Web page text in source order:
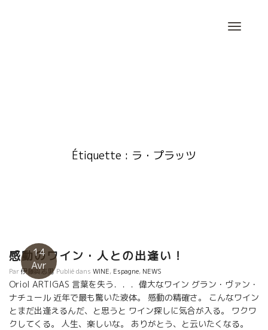
Étiquette : ラ・プラッツ
14
Avr
感動のワイン・人との出逢い！
Par伊藤與志男 Publié dans WINE, Espagne, NEWS
Oriol ARTIGAS 言葉を失う．．．偉大なワイン グラン・ヴァン・
ナチュール 近年で最も驚いた液体。 感動の精確さ。 こんなワイン
とまだ出逢えるんだ、と思うと ワイン探しに気合が入る。 ワクワ
クしてくる。 人生、楽しいな。 ありがとう、と云いたくなる。